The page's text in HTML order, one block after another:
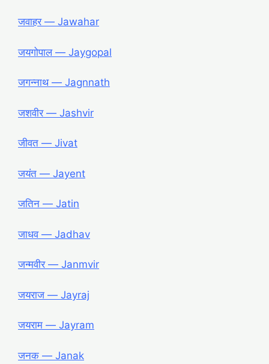
जवाहर ― Jawahar
जयगोपाल ― Jaygopal
जगन्नाथ ― Jagnnath
जशवीर ― Jashvir
जीवत ― Jivat
जयंत ― Jayent
जतिन ― Jatin
जाधव ― Jadhav
जन्मवीर ― Janmvir
जयराज ― Jayraj
जयराम ― Jayram
जनक ― Janak